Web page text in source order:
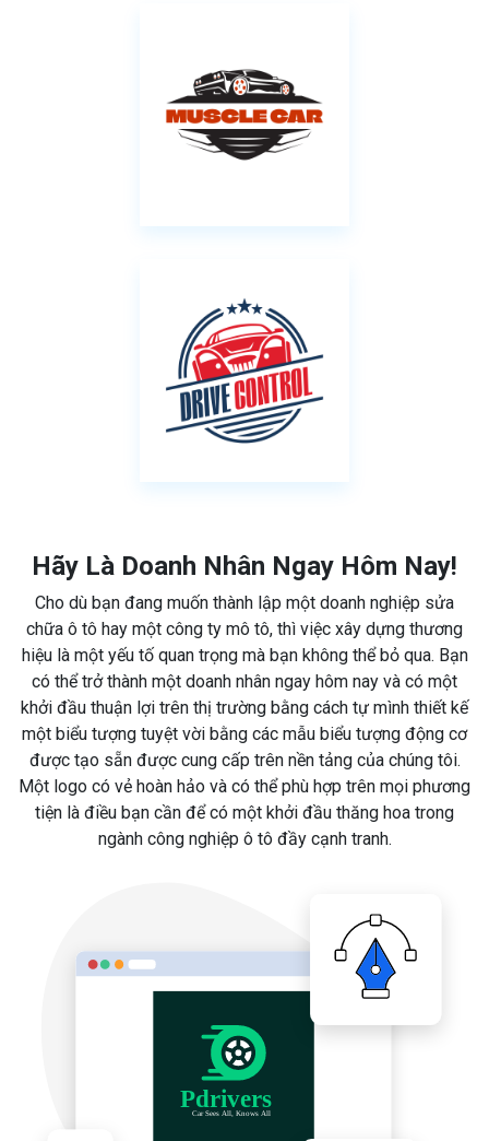
Hãy Là Doanh Nhân Ngay Hôm Nay!
Cho dù bạn đang muốn thành lập một doanh nghiệp sửa
chữa ô tô hay một công ty mô tô, thì việc xây dựng thương
hiệu là một yếu tố quan trọng mà bạn không thể bỏ qua. Bạn
có thể trở thành một doanh nhân ngay hôm nay và có một
khởi đầu thuận lợi trên thị trường bằng cách tự mình thiết kế
một biểu tượng tuyệt vời bằng các mẫu biểu tượng động cơ
được tạo sẵn được cung cấp trên nền tảng của chúng tôi.
Một logo có vẻ hoàn hảo và có thể phù hợp trên mọi phương
tiện là điều bạn cần để có một khởi đầu thăng hoa trong
ngành công nghiệp ô tô đầy cạnh tranh.